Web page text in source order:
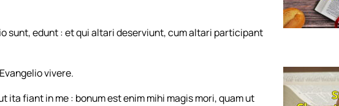
sunt, edunt : et qui altari deserviunt, cum altari participant
vivere.
ita fiant in me : bonum est enim mihi magis mori, quam ut